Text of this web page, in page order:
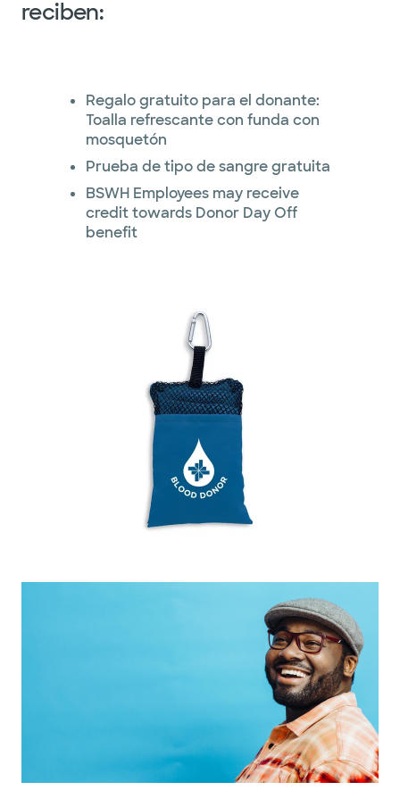
reciben:
Regalo gratuito para el donante:
Toalla refrescante con funda con
mosquetón
Prueba de tipo de sangre gratuita
BSWH Employees may receive
credit towards Donor Day Off
benefit